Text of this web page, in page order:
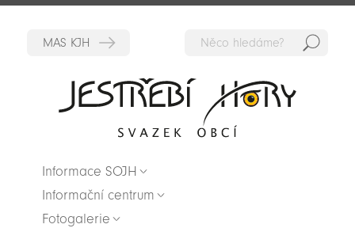
Informace SOJH
Informační centrum
Fotogalerie